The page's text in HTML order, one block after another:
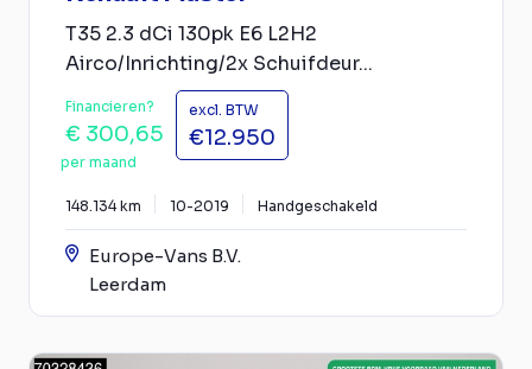
T35 2.3 dCi 130pk E6 L2H2
Airco/Inrichting/2x Schuifdeur...
Financieren?
€ 300,65
per maand
excl. BTW
€12.950
148.134 km 10-2019 Handgeschakeld
Europe-Vans B.V.
Leerdam